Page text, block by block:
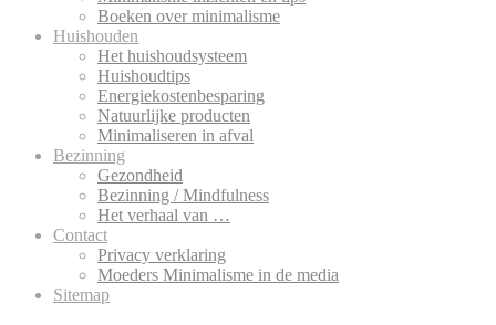
Boeken over minimalisme
Huishouden
Het huishoudsysteem
Huishoudtips
Energiekostenbesparing
Natuurlijke producten
Minimaliseren in afval
Bezinning
Gezondheid
Bezinning / Mindfulness
Het verhaal van …
Contact
Privacy verklaring
Moeders Minimalisme in de media
Sitemap